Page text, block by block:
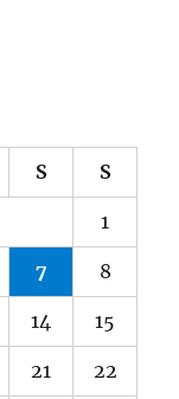
S S
1
7 8
14 15
21 22